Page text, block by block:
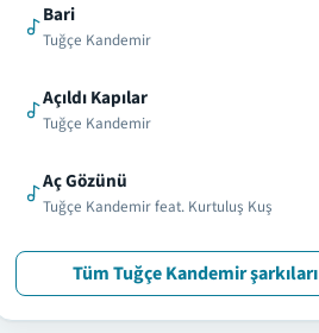
Bari
Tuğçe Kandemir
Açıldı Kapılar
Tuğçe Kandemir
Aç Gözünü
Tuğçe Kandemir feat. Kurtuluş Kuş
Tüm Tuğçe Kandemir şarkıları